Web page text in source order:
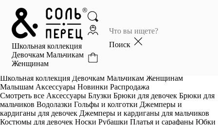
Школьная коллекция
Девочкам Мальчикам
Женщинам
Поиск
Главная
Каталог
Избранное
Школьная коллекция Девочкам Мальчикам Женщинам
Малышам Аксессуары Новинки Распродажа
Смотреть все Аксессуары Блузки Брюки для девочек Брюки для
мальчиков Водолазки Гольфы и колготки Джемперы и
кардиганы для девочек Джемперы и кардиганы для мальчиков
Костюмы для девочек Носки Рубашки Платья и сарафаны Юбки